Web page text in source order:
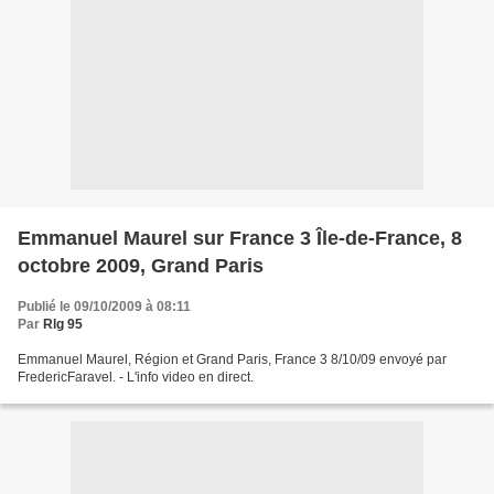
Emmanuel Maurel sur France 3 Île-de-France, 8
octobre 2009, Grand Paris
Publié le 09/10/2009 à 08:11
Par Rlg 95
Emmanuel Maurel, Région et Grand Paris, France 3 8/10/09 envoyé par
FredericFaravel. - L'info video en direct.